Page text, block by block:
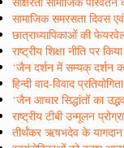
सामाजिक समरसता दिवस
छात्राध्यापिकाओं की
राष्ट्रीय शिक्षा नीति पर
‘जैन दर्शन में सम्यक् दर्शन
हिन्दी वाद-विवाद
‘जैन आचार सिद्धांतों का
राष्ट्रीय टीबी उन्मूलन
तीर्थंकर ऋषभदेव के